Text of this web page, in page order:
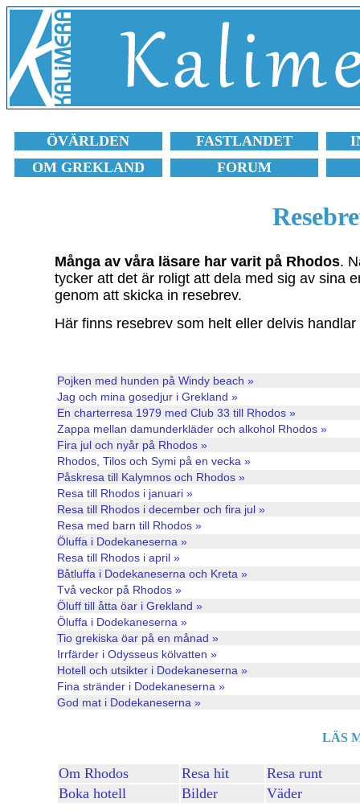
ÖVÄRLDEN FASTLANDET
OM GREKLAND
FORUM
Många av våra läsare har varit på Rhodos.
tycker att det är roligt att dela med sig av sina
genom att skicka in resebrev.
Här finns resebrev som helt eller delvis
Pojken med hunden på Windy beach »
Jag och mina gosedjur i Grekland »
En charterresa 1979 med Club 33 till Rhodos »
Zappa mellan damunderkläder och alkohol Rhodos »
Fira jul och nyår på Rhodos »
Rhodos, Tilos och Symi på en vecka »
Påskresa till Kalymnos och Rhodos »
Resa till Rhodos i januari »
Resa till Rhodos i december och fira jul »
Resa med barn till Rhodos »
Öluffa i Dodekaneserna »
Resa till Rhodos i april »
Båtluffa i Dodekaneserna och Kreta »
Två veckor på Rhodos »
Öluff till åtta öar i Grekland »
Öluffa i Dodekaneserna »
Tio grekiska öar på en månad »
Irrfärder i Odysseus kölvatten »
Hotell och utsikter i Dodekaneserna »
Fina stränder i Dodekaneserna »
God mat i Dodekaneserna »
LÄS
Om Rhodos Resa hit
Resa runt
Boka hotell
Bilder Väder